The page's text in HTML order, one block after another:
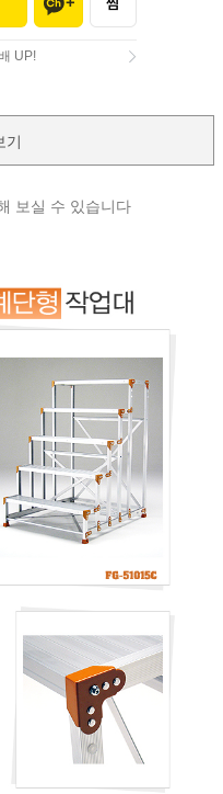
UP!
기
보실 수 있습니다